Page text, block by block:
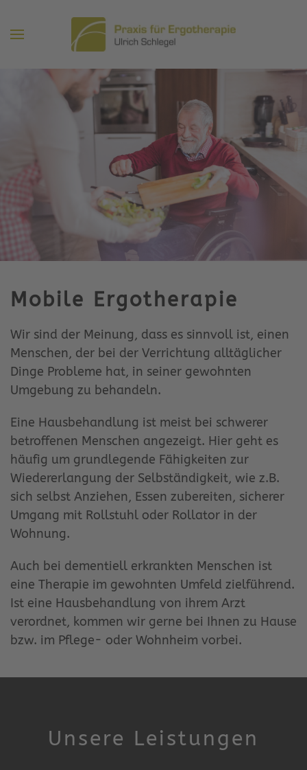
Zum Hauptinhalt springen
Mobile Ergotherapie
Wir sind der Meinung, dass es sinnvoll ist, einen
Menschen, der bei der Verrichtung alltäglicher
Dinge Probleme hat, in seiner gewohnten
Umgebung zu behandeln.
Eine Hausbehandlung ist meist bei schwerer
betroffenen Menschen angezeigt. Hier geht es
häufig um grundlegende Fähigkeiten zur
Wiedererlangung der Selbständigkeit, wie z.B.
sich selbst Anziehen, Essen zubereiten, sicherer
Umgang mit Rollstuhl oder Rollator in der
Wohnung.
Auch bei dementiell erkrankten Menschen ist
eine Therapie im gewohnten Umfeld zielführend.
Ist eine Hausbehandlung von ihrem Arzt
verordnet, kommen wir gerne bei Ihnen zu Hause
bzw. im Pflege- oder Wohnheim vorbei.
Unsere Leistungen